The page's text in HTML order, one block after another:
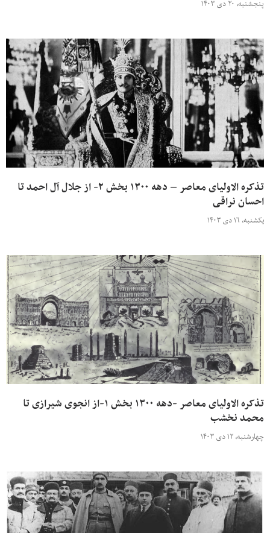
پنجشنبه، ۲۰ دی ۱۴۰۳
تذکره الاولیای معاصر – دهه ۱۳۰۰ بخش ۲- از جلال آل احمد تا
احسان نراقی
یکشنبه، ۱۶ دی ۱۴۰۳
تذکره الاولیای معاصر -دهه ۱۳۰۰ بخش ۱-از انجوی شیرازی تا
محمد نخشب
چهارشنبه، ۱۲ دی ۱۴۰۳